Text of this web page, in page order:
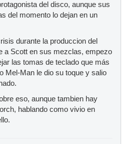
del disco, aunque sus
del momento lo dejan en un
durante la produccion del
a Scott en sus mezclas, empezo
las tomas de teclado que más
Mel-Man le dio su toque y salio
eso, aunque tambien hay
hablando como vivio en